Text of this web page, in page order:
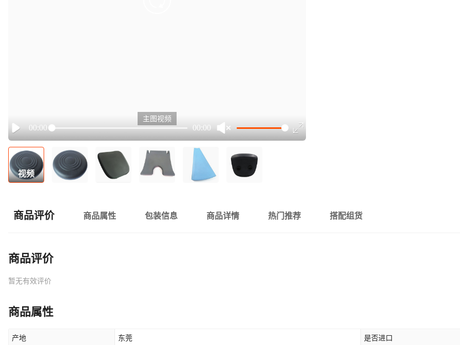
Play
00:00 00:00
主图视频
视频
商品评价 商品属性 包装信息 商品详情 热门推荐 搭配组货
商品评价
暂无有效评价
商品属性
产地 东莞 是否进口